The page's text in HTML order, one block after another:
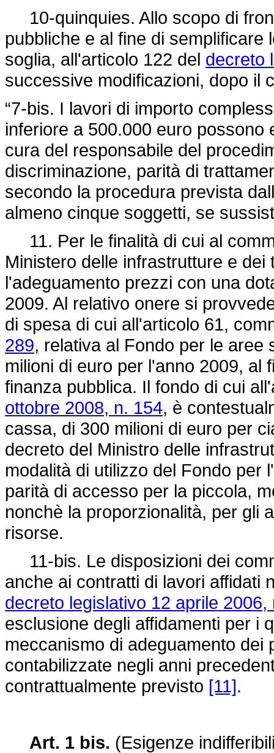
10-quinquies. Allo scopo di
pubbliche e al fine di
soglia, all'articolo 122 del decreto
successive modificazioni, dopo il
“7-bis. I lavori di importo
inferiore a 500.000 euro possono
cura del responsabile del
discriminazione, parità di
secondo la procedura prevista
almeno cinque soggetti, se
11. Per le finalità di cui al
Ministero delle infrastrutture e
l'adeguamento prezzi con una
2009. Al relativo onere si
di spesa di cui all'articolo 61,
289, relativa al Fondo per le aree
milioni di euro per l'anno 2009, al
finanza pubblica. Il fondo di cui
ottobre 2008, n. 154, è
cassa, di 300 milioni di euro per
decreto del Ministro delle
modalità di utilizzo del Fondo per
parità di accesso per la piccola,
nonchè la proporzionalità, per gli
risorse.
11-bis. Le disposizioni dei
anche ai contratti di lavori affidati
decreto legislativo 12 aprile 2006,
esclusione degli affidamenti per i
meccanismo di adeguamento
contabilizzate negli anni
contrattualmente previsto [11].
Art. 1 bis. (Esigenze